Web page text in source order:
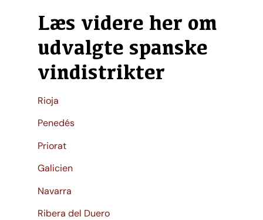
Læs videre her om
udvalgte spanske
vindistrikter
Rioja
Penedés
Priorat
Galicien
Navarra
Ribera del Duero